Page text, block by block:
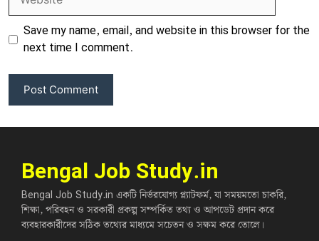
Save my name, email, and website in this browser for the
next time I comment.
Bengal Job Study.in
Bengal Job Study.in একটি নির্ভরযোগ্য প্ল্যাটফর্ম, যা সময়মতো চাকরি,
শিক্ষা, পরিবহন ও সরকারী প্রকল্প সম্পর্কিত তথ্য ও আপডেট প্রদান করে
ব্যবহারকারীদের সঠিক তথ্যের মাধ্যমে সচেতন ও সক্ষম করে তোলে।